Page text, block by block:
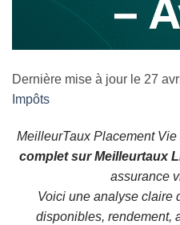
Dernière mise à jour le 27
Impôts
MeilleurTaux Placement
complet sur Meilleurtaux
assurance
Voici une analyse claire
disponibles, rendement,